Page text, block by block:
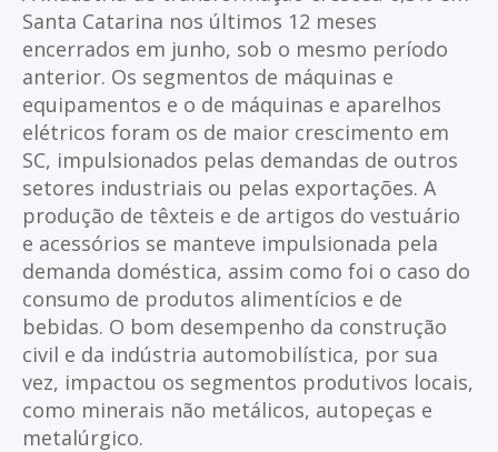
Santa Catarina nos últimos 12 meses
encerrados em junho, sob o mesmo período
anterior. Os segmentos de máquinas e
equipamentos e o de máquinas e aparelhos
elétricos foram os de maior crescimento em
SC, impulsionados pelas demandas de outros
setores industriais ou pelas exportações. A
produção de têxteis e de artigos do vestuário
e acessórios se manteve impulsionada pela
demanda doméstica, assim como foi o caso do
consumo de produtos alimentícios e de
bebidas. O bom desempenho da construção
civil e da indústria automobilística, por sua
vez, impactou os segmentos produtivos locais,
como minerais não metálicos, autopeças e
metalúrgico.